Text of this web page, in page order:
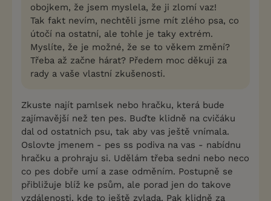
obojkem, že jsem myslela, že ji zlomí vaz!
Tak fakt nevím, nechtěli jsme mít zlého psa, co
útočí na ostatní, ale tohle je taky extrém.
Myslíte, že je možné, že se to věkem změní?
Třeba až začne hárat? Předem moc děkuji za
rady a vaše vlastní zkušenosti.
Zkuste najít pamlsek nebo hračku, která bude
zajímavější než ten pes. Buďte klidně na cvičáku
dal od ostatnich psu, tak aby vas ještě vnímala.
Oslovte jmenem - pes ss podiva na vas - nabídnu
hračku a prohraju si. Udělám třeba sedni nebo neco
co pes dobře umí a zase odměním. Postupně se
přibližuje blíž ke psům, ale porad jen do takove
vzdálenosti, kde to ještě zvlada. Pak klidně za